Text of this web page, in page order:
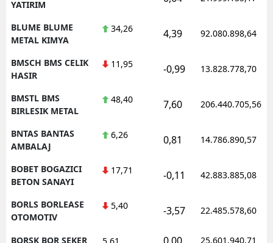
YATIRIM
BLUME BLUME
METAL KIMYA
34,26 4,39 92.080.898,64
BMSCH BMS CELIK
HASIR
11,95 -0,99 13.828.778,70
BMSTL BMS
BIRLESIK METAL
48,40 7,60 206.440.705,56
BNTAS BANTAS
AMBALAJ
6,26 0,81 14.786.890,57
BOBET BOGAZICI
BETON SANAYI
17,71 -0,11 42.883.885,08
BORLS BORLEASE
OTOMOTIV
5,40 -3,57 22.485.578,60
BORSK BOR SEKER 5,61 0,00 25.601.940,71